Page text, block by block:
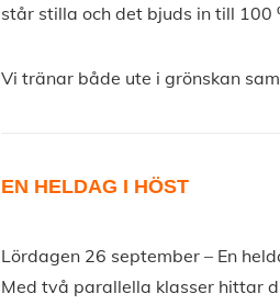
står stilla och det bjuds in till 100
Vi tränar både ute i grönskan
EN HELDAG I HÖST
Lördagen 26 september – En
Med två parallella klasser hittar